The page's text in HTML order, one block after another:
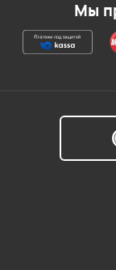
Ваша оценка:
Мы